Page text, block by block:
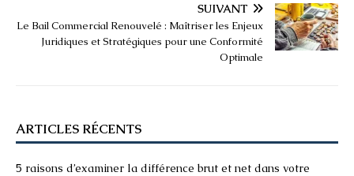
SUIVANT
Le Bail Commercial Renouvelé : Maîtriser les Enjeux
Juridiques et Stratégiques pour une Conformité
Optimale
ARTICLES RÉCENTS
5 raisons d’examiner la différence brut et net dans votre